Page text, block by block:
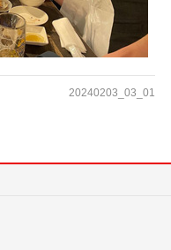
20240203_03_01